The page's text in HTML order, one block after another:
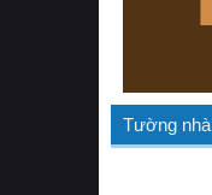
Tường nhà